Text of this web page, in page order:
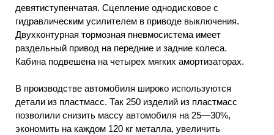
девятиступенчатая. Сцепление однодисковое с
гидравлическим усилителем в приводе выключения.
Двухконтурная тормозная пневмосистема имеет
раздельный привод на передние и задние колеса.
Кабина подвешена на четырех мягких амортизаторах.
В производстве автомобиля широко используются
детали из пластмасс. Так 250 изделий из пластмасс
позволили снизить массу автомобиля на 25—30%,
экономить на каждом 120 кг металла, увеличить